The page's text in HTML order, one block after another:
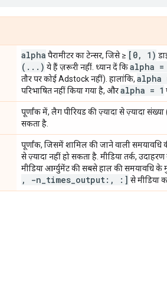
alpha पैरामीटर का टेन्सर, जिसे ≥ [0, 1)
( . . . ) ये हैं ज़रूरी नहीं. ध्यान दें किalpha =
तौर पर कोई Adstock नहीं). हालांकि, alpha
परिभाषित नहीं किया गया है, औरalpha = 1
पूर्णांक में, लैग पीरियड की ज़्यादा से ज़्यादा संख्या
सकता है.
पूर्णांक, जिसमें शामिल की जाने वाली
से ज़्यादा नहीं हो सकता है. मीडिया तर्क,
मीडिया आर्ग्युमेंट की सबसे हाल की समयावधि
,
-n times output: , :] से मीडिया